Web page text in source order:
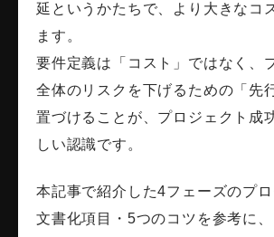
延というかたちで、より大きなコ
ます。
要件定義は「コスト」ではなく、
全体のリスクを下げるための「先
置づけることが、プロジェクト成
しい認識です。
本記事で紹介した4フェーズのプ
文書化項目・5つのコツを参考に